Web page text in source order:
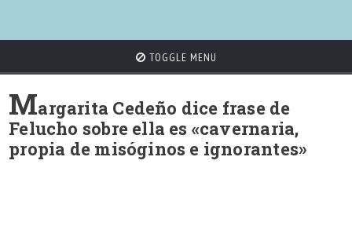
TOGGLE MENU
Margarita Cedeño dice frase de
Felucho sobre ella es «cavernaria,
propia de misóginos e ignorantes»